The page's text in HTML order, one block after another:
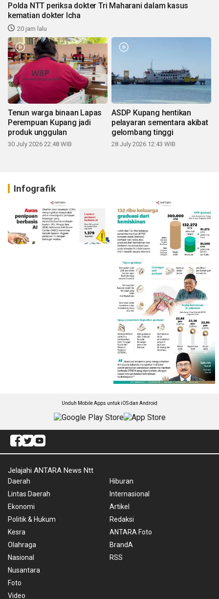
Polda NTT periksa dokter Tri Maharani dalam kasus
kematian dokter Icha
20 jam lalu
Tenun warga binaan Lapas
Perempuan Kupang jadi
produk unggulan
30 July 2026 22:48 WIB
ASDP Kupang hentikan
pelayaran sementara akibat
gelombang tinggi
28 July 2026 12:43 WIB
Infografik
Unduh Mobile Apps untuk iOS dan Android
Jelajahi ANTARA News Ntt
Daerah
Lintas Daerah
Ekonomi
Politik & Hukum
Kesra
Olahraga
Nasional
Nusantara
Foto
Video
Hiburan
Internasional
Artikel
Redaksi
ANTARA Foto
BrandA
RSS